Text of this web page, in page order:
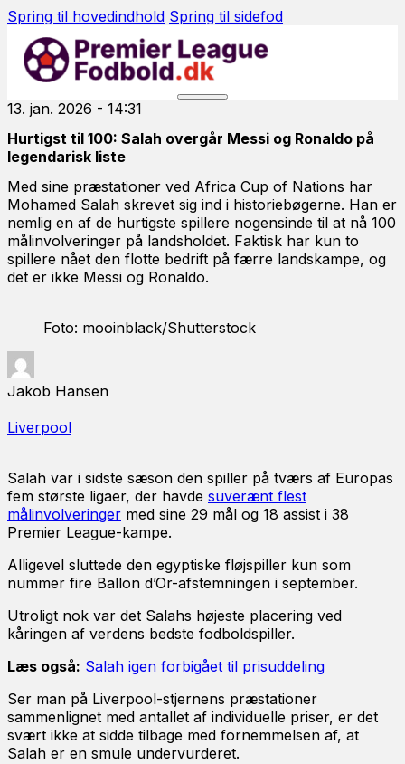
Spring til hovedindhold Spring til sidefod
13. jan. 2026 - 14:31
Hurtigst til 100: Salah overgår Messi og Ronaldo på
legendarisk liste
Med sine præstationer ved Africa Cup of Nations har
Mohamed Salah skrevet sig ind i historiebøgerne. Han er
nemlig en af de hurtigste spillere nogensinde til at nå 100
målinvolveringer på landsholdet. Faktisk har kun to
spillere nået den flotte bedrift på færre landskampe, og
det er ikke Messi og Ronaldo.
Foto: mooinblack/Shutterstock
Jakob Hansen
Liverpool
Salah var i sidste sæson den spiller på tværs af Europas
fem største ligaer, der havde suverænt flest
målinvolveringer med sine 29 mål og 18 assist i 38
Premier League-kampe.
Alligevel sluttede den egyptiske fløjspiller kun som
nummer fire Ballon d’Or-afstemningen i september.
Utroligt nok var det Salahs højeste placering ved
kåringen af verdens bedste fodboldspiller.
Læs også: Salah igen forbigået til prisuddeling
Ser man på Liverpool-stjernens præstationer
sammenlignet med antallet af individuelle priser, er det
svært ikke at sidde tilbage med fornemmelsen af, at
Salah er en smule undervurderet.